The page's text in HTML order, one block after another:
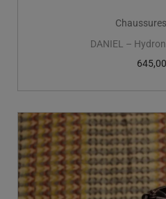
Chaussures
DANIEL –
645,00